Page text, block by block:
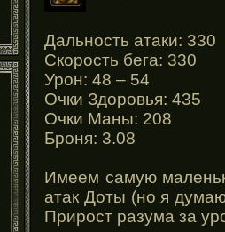
Дальность атаки: 330
Скорость бега: 330
Урон: 48 – 54
Очки Здоровья: 435
Очки Маны: 208
Броня: 3.08
Имеем самую
атак Доты (но я
Прирост разума за